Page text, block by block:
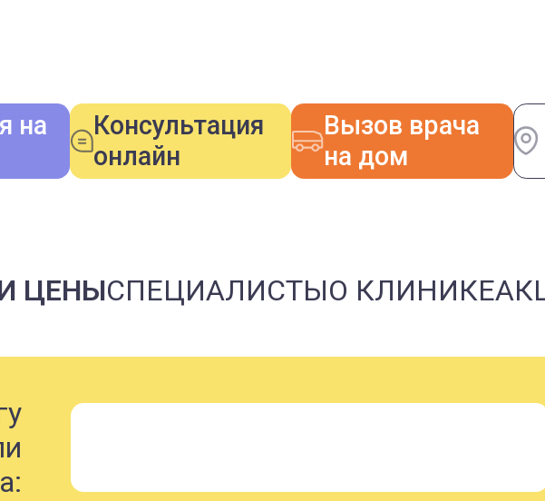
на
Консультация
онлайн
Вызов врача
на дом
ЦЕНЫСПЕЦИАЛИСТЫО КЛИНИКЕ